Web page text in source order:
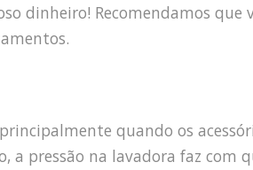
dinheiro! Recomendamos
quando os
a pressão na lavadora faz com